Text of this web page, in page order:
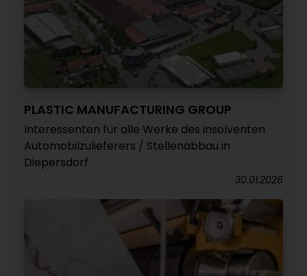
PLASTIC MANUFACTURING GROUP
Interessenten für alle Werke des insolventen
Automobilzulieferers / Stellenabbau in
Diepersdorf
30.01.2026